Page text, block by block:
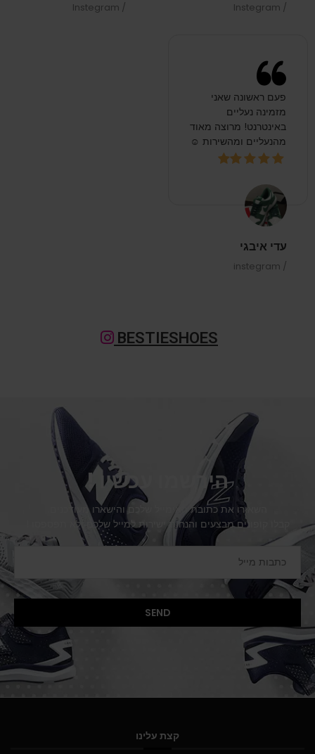
/ Instegram
/ Instegram
פעם ראשונה שאני
מזמינה נעליים
באינטרנט! מרוצה מאוד
מהנעליים ומהשירות ☺️
עדי איבגי
/ instegram
BESTIESHOES
הירשמו עכשיו !
השאירו את כתובת האימייל שלכם והישארו מעודכנים.
קבלו קופונים מבצעים והנחות ישירות למייל שלכם ולא תפספסו !
קצת עלינו